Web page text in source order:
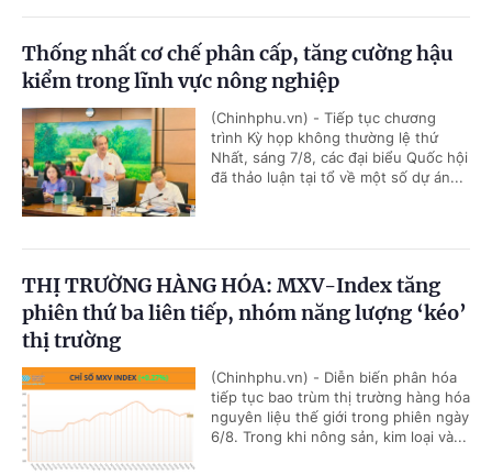
Thống nhất cơ chế phân cấp, tăng cường hậu
kiểm trong lĩnh vực nông nghiệp
(Chinhphu.vn) - Tiếp tục chương
trình Kỳ họp không thường lệ thứ
Nhất, sáng 7/8, các đại biểu Quốc hội
đã thảo luận tại tổ về một số dự án...
THỊ TRƯỜNG HÀNG HÓA: MXV-Index tăng
phiên thứ ba liên tiếp, nhóm năng lượng ‘kéo’
thị trường
(Chinhphu.vn) - Diễn biến phân hóa
tiếp tục bao trùm thị trường hàng hóa
nguyên liệu thế giới trong phiên ngày
6/8. Trong khi nông sản, kim loại và...